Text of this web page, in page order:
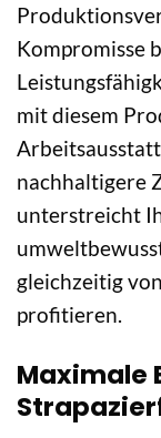
Kompromisse
mit diesem
nachhaltigere
unterstreicht
gleichzeitig
profitieren.
Maximale